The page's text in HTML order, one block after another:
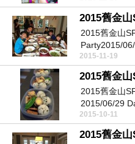
2015舊金山
Party2015/
2015-11-19
2015舊金山
2015/06/29
2015-10-11
2015舊金